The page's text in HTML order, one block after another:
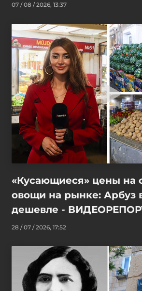
07 / 08 / 2026, 13:37
«Кусающиеся» цены на
овощи на рынке: Арбуз
дешевле -
28 / 07 / 2026, 17:52